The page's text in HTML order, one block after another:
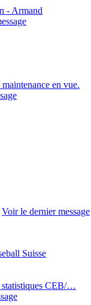
- Armand
en vue.
Voir le dernier message
Suisse
statistiques CEB/…